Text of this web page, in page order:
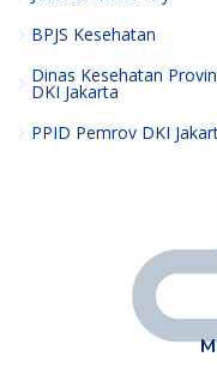
BPJS Kesehatan
Dinas Kesehatan
DKI Jakarta
PPID Pemrov DKI